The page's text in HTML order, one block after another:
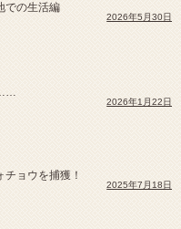
での生活編
2026年5月30日
……
2026年1月22日
ョウを捕獲！
2025年7月18日